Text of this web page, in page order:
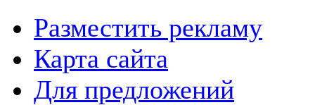
Разместить рекламу
Карта сайта
Для предложений